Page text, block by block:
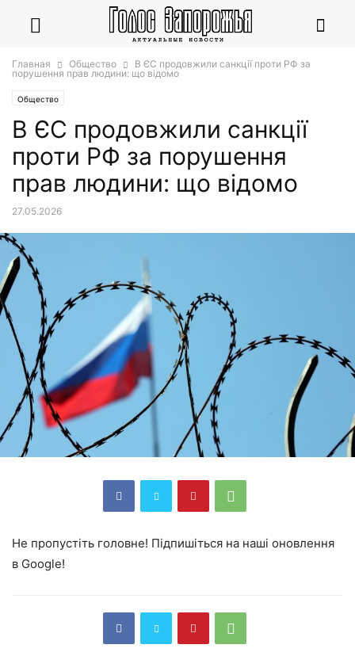
Главная Общество
В ЄС продовжили санкції проти РФ за
порушення прав людини: що відомо
Общество
В ЄС продовжили санкції
проти РФ за порушення
прав людини: що відомо
27.05.2026
Не пропустіть головне! Підпишіться на наші оновлення
в Google!